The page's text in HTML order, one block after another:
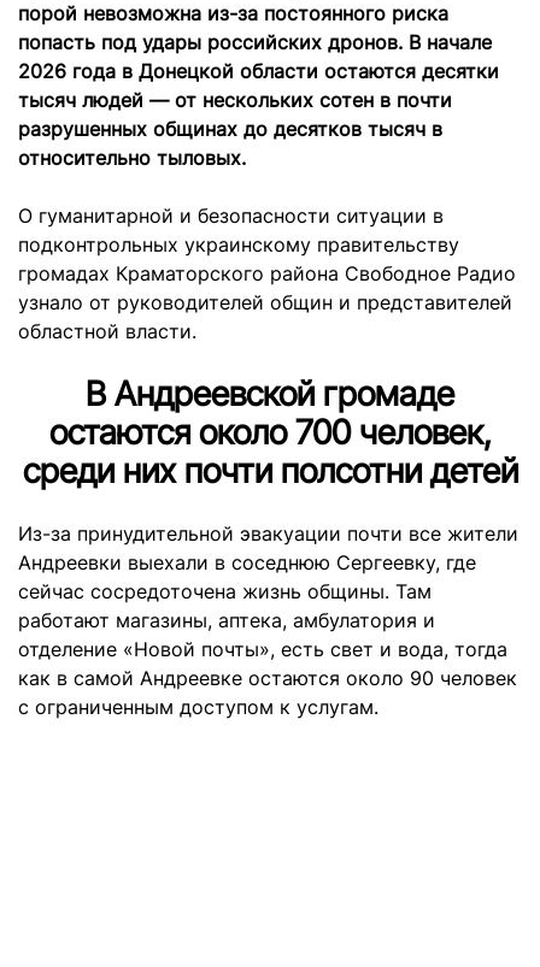
порой невозможна из-за постоянного риска
попасть под удары российских дронов. В начале
2026 года в Донецкой области остаются десятки
тысяч людей — от нескольких сотен в почти
разрушенных общинах до десятков тысяч в
относительно тыловых.
О гуманитарной и безопасности ситуации в
подконтрольных украинскому правительству
громадах Краматорского района Свободное Радио
узнало от руководителей общин и представителей
областной власти.
В Андреевской громаде
остаются около 700 человек,
среди них почти полсотни детей
Из-за принудительной эвакуации почти все жители
Андреевки выехали в соседнюю Сергеевку, где
сейчас сосредоточена жизнь общины. Там
работают магазины, аптека, амбулатория и
отделение «Новой почты», есть свет и вода, тогда
как в самой Андреевке остаются около 90 человек
с ограниченным доступом к услугам.